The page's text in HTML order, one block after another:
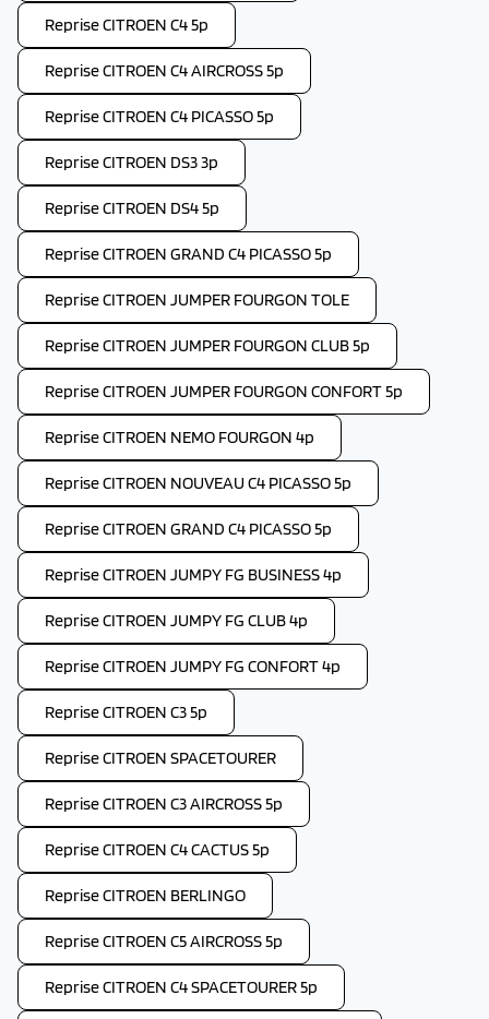
Reprise CITROEN C4 5p
Reprise CITROEN C4 AIRCROSS 5p
Reprise CITROEN C4 PICASSO 5p
Reprise CITROEN DS3 3p
Reprise CITROEN DS4 5p
Reprise CITROEN GRAND C4 PICASSO 5p
Reprise CITROEN JUMPER FOURGON TOLE
Reprise CITROEN JUMPER FOURGON CLUB 5p
Reprise CITROEN JUMPER FOURGON CONFORT 5p
Reprise CITROEN NEMO FOURGON 4p
Reprise CITROEN NOUVEAU C4 PICASSO 5p
Reprise CITROEN GRAND C4 PICASSO 5p
Reprise CITROEN JUMPY FG BUSINESS 4p
Reprise CITROEN JUMPY FG CLUB 4p
Reprise CITROEN JUMPY FG CONFORT 4p
Reprise CITROEN C3 5p
Reprise CITROEN SPACETOURER
Reprise CITROEN C3 AIRCROSS 5p
Reprise CITROEN C4 CACTUS 5p
Reprise CITROEN BERLINGO
Reprise CITROEN C5 AIRCROSS 5p
Reprise CITROEN C4 SPACETOURER 5p